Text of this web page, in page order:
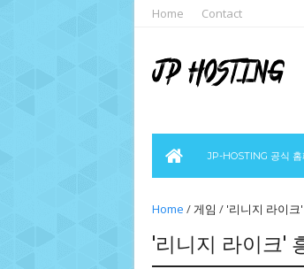
Home Contact
JP-HOSTING 공식 홈
Home /게임 / '리니지 라이
'리니지 라이크'